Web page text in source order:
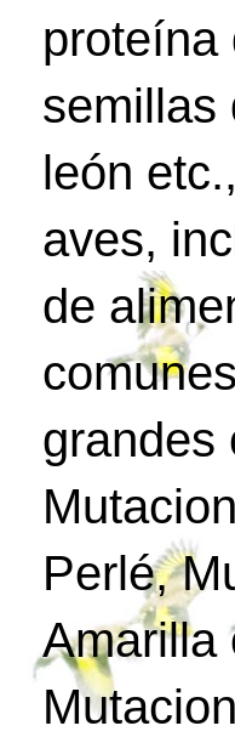
proteína
semillas
león
aves,
de
grandes
Perlé,
Amarilla